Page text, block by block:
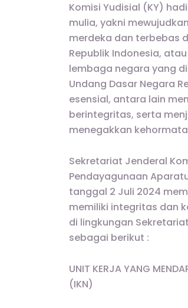
Komisi Yudisial (KY)
mulia, yakni
merdeka dan terbebas
Republik Indonesia,
lembaga negara yang
Undang Dasar Negara
esensial, antara lain
berintegritas, serta
menegakkan
Sekretariat Jenderal
Pendayagunaan
tanggal 2 Juli 2024
memiliki integritas dan
di lingkungan
sebagai berikut :
UNIT KERJA YANG
(IKN)